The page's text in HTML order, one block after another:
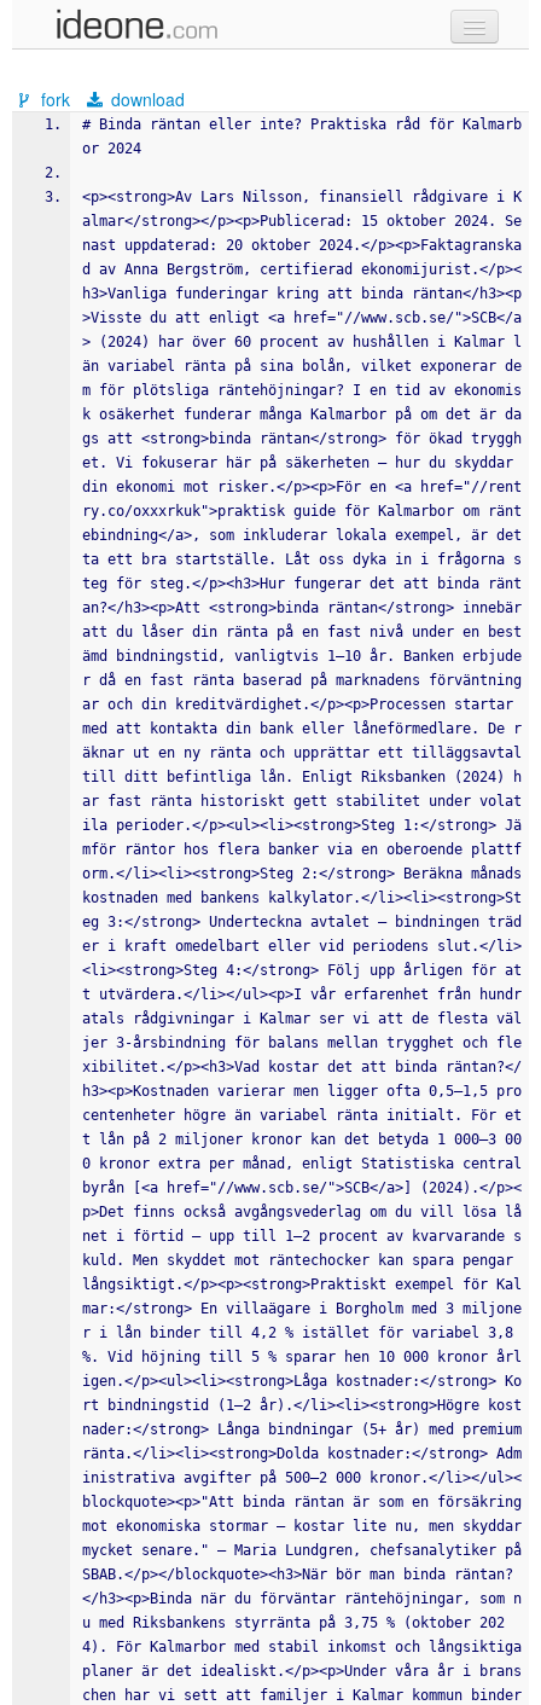
samples
sign in
fork download
# Binda räntan eller inte? Praktiska råd för Kalmarb
or 2024
<p><strong>Av Lars Nilsson, finansiell rådgivare i K
almar</strong></p><p>Publicerad: 15 oktober 2024. Se
nast uppdaterad: 20 oktober 2024.</p><p>Faktagranska
d av Anna Bergström, certifierad ekonomijurist.</p><
h3>Vanliga funderingar kring att binda räntan</h3><p
>Visste du att enligt <a href="//www.scb.se/">SCB</a
> (2024) har över 60 procent av hushållen i Kalmar l
än variabel ränta på sina bolån, vilket exponerar de
m för plötsliga räntehöjningar? I en tid av ekonomis
k osäkerhet funderar många Kalmarbor på om det är da
gs att <strong>binda räntan</strong> för ökad tryggh
et. Vi fokuserar här på säkerheten – hur du skyddar
din ekonomi mot risker.</p><p>För en <a href="//rent
ry.co/oxxxrkuk">praktisk guide för Kalmarbor om ränt
ebindning</a>, som inkluderar lokala exempel, är det
ta ett bra startställe. Låt oss dyka in i frågorna s
teg för steg.</p><h3>Hur fungerar det att binda ränt
an?</h3><p>Att <strong>binda räntan</strong> innebär
att du låser din ränta på en fast nivå under en best
ämd bindningstid, vanligtvis 1–10 år. Banken erbjude
r då en fast ränta baserad på marknadens förväntning
ar och din kreditvärdighet.</p><p>Processen startar
med att kontakta din bank eller låneförmedlare. De r
äknar ut en ny ränta och upprättar ett tilläggsavtal
till ditt befintliga lån. Enligt Riksbanken (2024) h
ar fast ränta historiskt gett stabilitet under volat
ila perioder.</p><ul><li><strong>Steg 1:</strong> Jä
mför räntor hos flera banker via en oberoende plattf
orm.</li><li><strong>Steg 2:</strong> Beräkna månads
kostnaden med bankens kalkylator.</li><li><strong>St
eg 3:</strong> Underteckna avtalet – bindningen träd
er i kraft omedelbart eller vid periodens slut.</li>
<li><strong>Steg 4:</strong> Följ upp årligen för at
t utvärdera.</li></ul><p>I vår erfarenhet från hundr
atals rådgivningar i Kalmar ser vi att de flesta väl
jer 3-årsbindning för balans mellan trygghet och fle
xibilitet.</p><h3>Vad kostar det att binda räntan?</
h3><p>Kostnaden varierar men ligger ofta 0,5–1,5 pro
centenheter högre än variabel ränta initialt. För et
t lån på 2 miljoner kronor kan det betyda 1 000–3 00
0 kronor extra per månad, enligt Statistiska central
byrån [<a href="//www.scb.se/">SCB</a>] (2024).</p><
p>Det finns också avgångsvederlag om du vill lösa lå
net i förtid – upp till 1–2 procent av kvarvarande s
kuld. Men skyddet mot räntechocker kan spara pengar
långsiktigt.</p><p><strong>Praktiskt exempel för Kal
mar:</strong> En villaägare i Borgholm med 3 miljone
r i lån binder till 4,2 % istället för variabel 3,8
%. Vid höjning till 5 % sparar hen 10 000 kronor årl
igen.</p><ul><li><strong>Låga kostnader:</strong> Ko
rt bindningstid (1–2 år).</li><li><strong>Högre kost
nader:</strong> Långa bindningar (5+ år) med premium
ränta.</li><li><strong>Dolda kostnader:</strong> Adm
inistrativa avgifter på 500–2 000 kronor.</li></ul><
blockquote><p>"Att binda räntan är som en försäkring
mot ekonomiska stormar – kostar lite nu, men skyddar
mycket senare." — Maria Lundgren, chefsanalytiker på
SBAB.</p></blockquote><h3>När bör man binda räntan?
</h3><p>Binda när du förväntar räntehöjningar, som n
u med Riksbankens styrränta på 3,75 % (oktober 202
4). För Kalmarbor med stabil inkomst och långsiktiga
planer är det idealiskt.</p><p>Under våra år i brans
chen har vi sett att familjer i Kalmar kommun binder